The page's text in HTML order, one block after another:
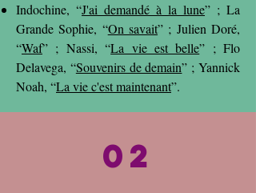
Indochine, “J'ai demandé à la lune” ; La
Grande Sophie, “On savait” ; Julien Doré,
“Waf” ; Nassi, “La vie est belle” ; Flo
Delavega, “Souvenirs de demain” ; Yannick
Noah, “La vie c'est maintenant”.
02